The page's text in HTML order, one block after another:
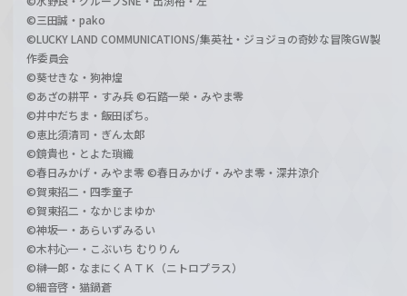
©三田誠・pako
©LUCKY LAND COMMUNICATIONS/集英社・ジョジョの奇妙な冒険GW製
作委員会
©葵せきな・狗神煌
©あざの耕平・すみ兵 ©石踏一榮・みやま零
©井中だちま・飯田ぽち。
©恵比須清司・ぎん太郎
©鏡貴也・とよた瑣織
©春日みかげ・みやま零 ©春日みかげ・みやま零・深井涼介
©賀東招二・四季童子
©賀東招二・なかじまゆか
©神坂一・あらいずみるい
©木村心一・こぶいち むりりん
©榊一郎・なまにくＡＴＫ（ニトロプラス）
©細音啓・猫鍋蒼